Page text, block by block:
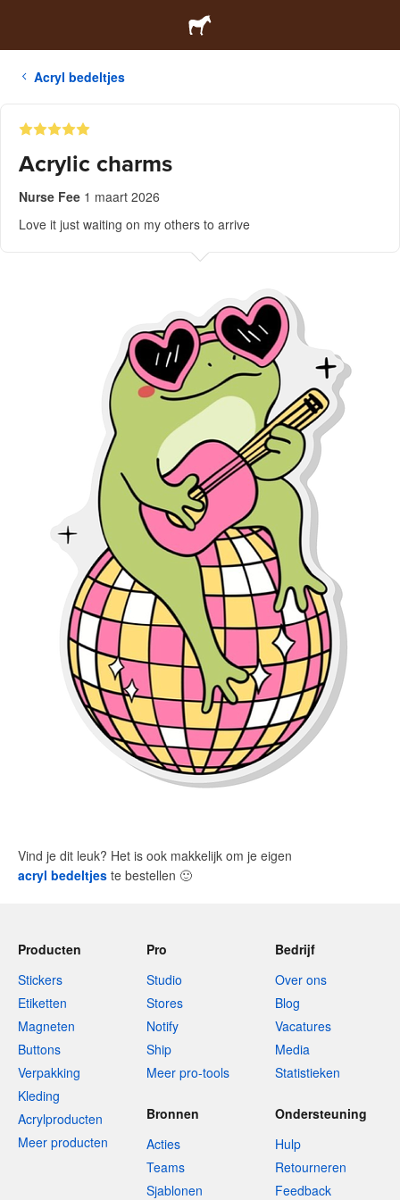
Acryl bedeltjes
Acrylic charms
Nurse Fee 1 maart 2026
Love it just waiting on my others to arrive
Vind je dit leuk? Het is ook makkelijk om je eigen
acryl bedeltjes te bestellen 🙂
Producten
Stickers
Etiketten
Magneten
Buttons
Verpakking
Kleding
Acrylproducten
Meer producten
Pro
Studio
Stores
Notify
Ship
Meer pro-tools
Bedrijf
Over ons
Blog
Vacatures
Media
Statistieken
Bronnen
Acties
Teams
Sjablonen
Ondersteuning
Hulp
Retourneren
Feedback